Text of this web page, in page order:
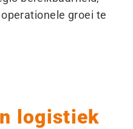
groei te
logistiek